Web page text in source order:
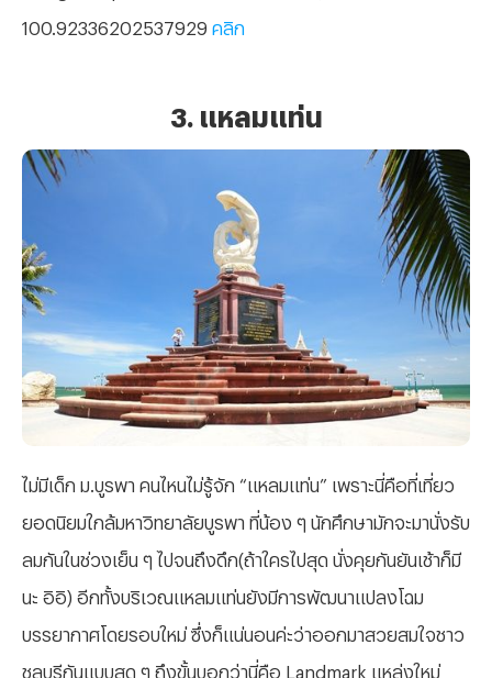
100.92336202537929 คลิก
3. แหลมแท่น
ไม่มีเด็ก ม.บูรพา คนไหนไม่รู้จัก “แหลมแท่น” เพราะนี่คือที่เที่ยว
ยอดนิยมใกล้มหาวิทยาลัยบูรพา ที่น้อง ๆ นักศึกษามักจะมานั่งรับ
ลมกันในช่วงเย็น ๆ ไปจนถึงดึก(ถ้าใครไปสุด นั่งคุยกันยันเช้าก็มี
นะ อิอิ) อีกทั้งบริเวณแหลมแท่นยังมีการพัฒนาแปลงโฉม
บรรยากาศโดยรอบใหม่ ซึ่งก็แน่นอนค่ะว่าออกมาสวยสมใจชาว
ชลบุรีกันแบบสุด ๆ ถึงขั้นบอกว่านี่คือ Landmark แหล่งใหม่